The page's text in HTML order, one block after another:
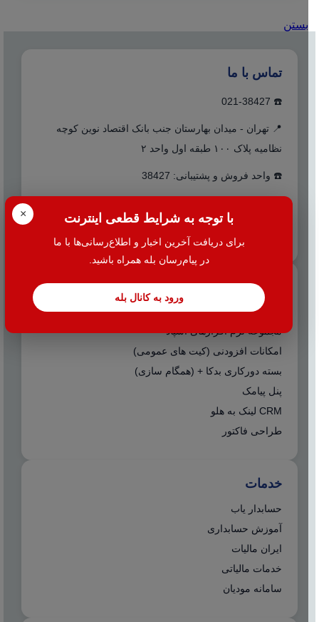
× با توجه به شرایط قطعی اینترنت
برای دریافت آخرین اخبار و اطلاع‌رسانی‌ها با ما
در پیام‌رسان بله همراه باشید.
ورود به کانال بله
بستن
تماس با ما
☎️ 021-38427
📍 تهران - میدان بهارستان جنب بانک اقتصاد نوین کوچه
نظامیه پلاک ۱۰۰ طبقه اول واحد ۲
☎️ واحد فروش و پشتیبانی: 38427
دسترسی سریع
مجموعه نرم افزارهای هلو
مجموعه نرم افزارهای اسپاد
امکانات افزودنی (کیت های عمومی)
بسته دورکاری بدکا + (همگام سازی)
پنل پیامک
CRM لینک به هلو
طراحی فاکتور
خدمات
حسابدار یاب
آموزش حسابداری
ایران مالیات
خدمات مالیاتی
سامانه مودیان